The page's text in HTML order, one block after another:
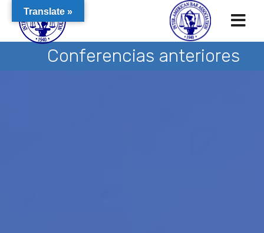
Conferencias anteriores
Translate »